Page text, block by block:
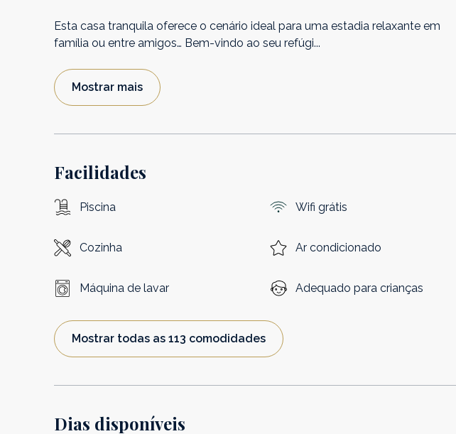
Esta casa tranquila oferece o cenário ideal para uma estadia relaxante em
família ou entre amigos… Bem-vindo ao seu refúgi...
Mostrar mais
Facilidades
Piscina Wifi grátis
Cozinha Ar condicionado
Máquina de lavar Adequado para crianças
Mostrar todas as 113 comodidades
Dias disponíveis